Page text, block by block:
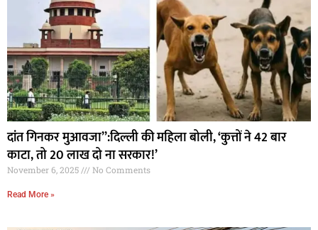
दांत गिनकर मुआवजा”:दिल्ली की महिला बोली, ‘कुत्तों ने 42 बार
काटा, तो 20 लाख दो ना सरकार!’
November 6, 2025 No Comments
Read More »